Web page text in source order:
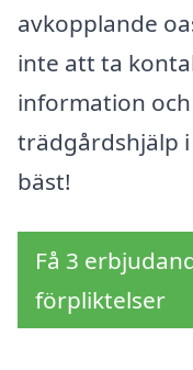
avkopplande
inte att ta
information
trädgårdshjälp i
bäst!
Få 3
förpliktelser